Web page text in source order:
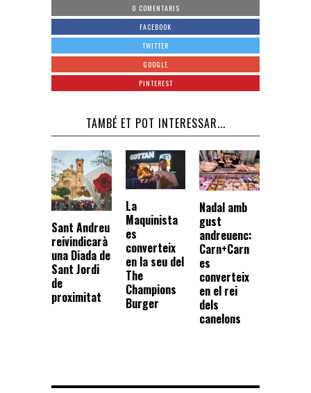
0 COMENTARIS
FACEBOOK
TWITTER
GOOGLE
PINTEREST
TAMBÉ ET POT INTERESSAR...
Sant Andreu
reivindicarà
una Diada de
Sant Jordi
de
proximitat
La
Maquinista
es
converteix
en la seu del
The
Champions
Burger
Nadal amb
gust
andreuenc:
Carn+Carn
es
converteix
en el rei
dels
canelons